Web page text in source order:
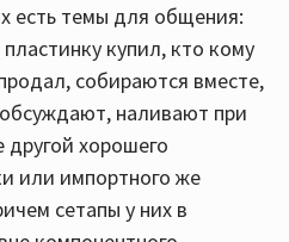
есть темы для общения:
купил, кто кому
собираются вместе,
наливают при
хорошего
или импортного же
сетапы у них в